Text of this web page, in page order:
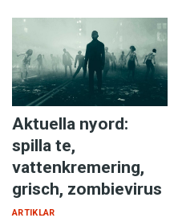
Aktuella nyord:
spilla te,
vattenkremering,
grisch, zombievirus
ARTIKLAR